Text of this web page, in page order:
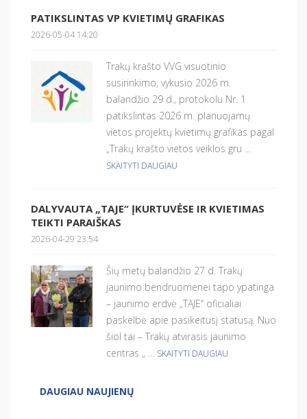
PATIKSLINTAS VP KVIETIMŲ GRAFIKAS
2026-05-04 14:20
Trakų krašto VVG visuotinio
susirinkimo, vykusio 2026 m.
balandžio 29 d., protokolu Nr. 1
patikslintas 2026 m. planuojamų
vietos projektų kvietimų grafikas pagal
„Trakų krašto vietos veiklos gru ...
SKAITYTI DAUGIAU
DALYVAUTA „TAJE“ ĮKURTUVĖSE IR KVIETIMAS
TEIKTI PARAIŠKAS
2026-04-29 23:54
Šių metų balandžio 27 d. Trakų
jaunimo bendruomenei tapo ypatinga
– jaunimo erdvė „TAJE“ oficialiai
paskelbė apie pasikeitusį statusą. Nuo
šiol tai – Trakų atvirasis jaunimo
centras „ ... SKAITYTI DAUGIAU
DAUGIAU NAUJIENŲ